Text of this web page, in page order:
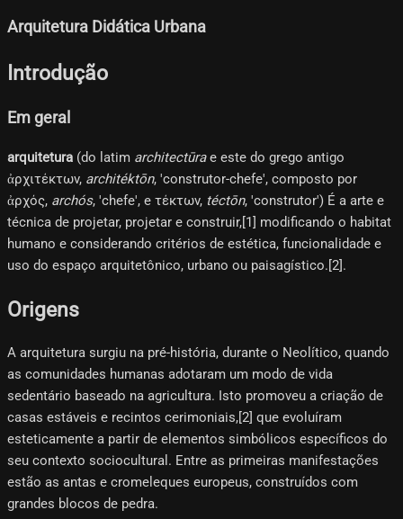
Arquitetura Didática Urbana
Introdução
Em geral
arquitetura (do latim architectūrae este do grego antigo
ἀρχιτέκτων, architéktōn, 'construtor-chefe', composto por
ἀρχός, archós, 'chefe', e τέκτων, téctōn, 'construtor') É a arte e
técnica de projetar, projetar e construir,[1]​ modificando o habitat
humano e considerando critérios de estética, funcionalidade e
uso do espaço arquitetônico, urbano ou paisagístico.[2]​.
Origens
A arquitetura surgiu na pré-história, durante o Neolítico, quando
as comunidades humanas adotaram um modo de vida
sedentário baseado na agricultura. Isto promoveu a criação de
casas estáveis ​​e recintos cerimoniais,[2]​ que evoluíram
esteticamente a partir de elementos simbólicos específicos do
seu contexto sociocultural. Entre as primeiras manifestações
estão as antas e cromeleques europeus, construídos com
grandes blocos de pedra.